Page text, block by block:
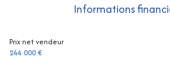
Informations
Prix net vendeur
244 000 €